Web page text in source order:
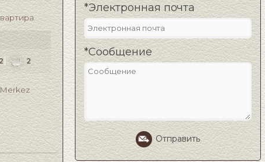
2
Merkez
*Электронная почта
*Сообщение
Отправить